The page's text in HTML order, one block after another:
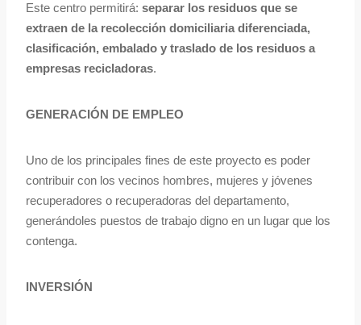
Este centro permitirá: separar los residuos que se
extraen de la recolección domiciliaria diferenciada,
clasificación, embalado y traslado de los residuos a
empresas recicladoras.
GENERACIÓN DE EMPLEO
Uno de los principales fines de este proyecto es poder
contribuir con los vecinos hombres, mujeres y jóvenes
recuperadores o recuperadoras del departamento,
generándoles puestos de trabajo digno en un lugar que los
contenga.
INVERSIÓN